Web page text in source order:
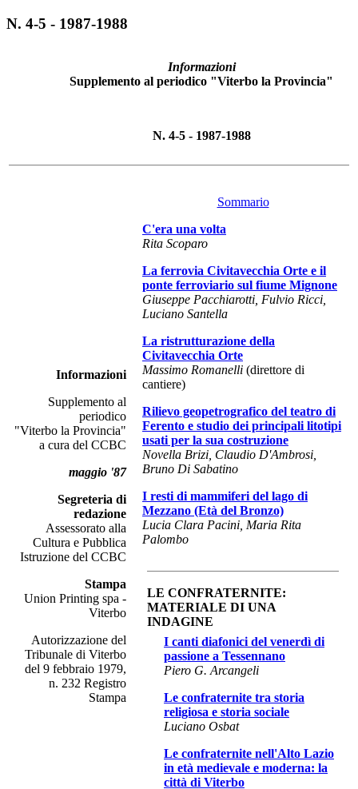
N. 4-5 - 1987-1988
Informazioni
Supplemento al periodico "Viterbo la Provincia"
N. 4-5 - 1987-1988
Informazioni
Supplemento al
periodico
"Viterbo la Provincia"
a cura del CCBC
maggio '87
Segreteria di
redazione
Assessorato alla
Cultura e Pubblica
Istruzione del CCBC
Stampa
Union Printing spa -
Viterbo
Autorizzazione del
Tribunale di Viterbo
del 9 febbraio 1979,
n. 232 Registro
Stampa
Sommario
C'era una volta
Rita Scoparo
La ferrovia Civitavecchia Orte e il
ponte ferroviario sul fiume Mignone
Giuseppe Pacchiarotti, Fulvio Ricci,
Luciano Santella
La ristrutturazione della
Civitavecchia Orte
Massimo Romanelli (direttore di
cantiere)
Rilievo geopetrografico del teatro di
Ferento e studio dei principali litotipi
usati per la sua costruzione
Novella Brizi, Claudio D'Ambrosi,
Bruno Di Sabatino
I resti di mammiferi del lago di
Mezzano (Età del Bronzo)
Lucia Clara Pacini, Maria Rita
Palombo
LE CONFRATERNITE:
MATERIALE DI UNA
INDAGINE
I canti diafonici del venerdì di
passione a Tessennano
Piero G. Arcangeli
Le confraternite tra storia
religiosa e storia sociale
Luciano Osbat
Le confraternite nell'Alto Lazio
in età medievale e moderna: la
città di Viterbo